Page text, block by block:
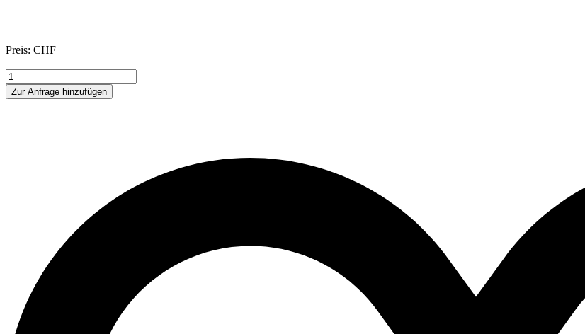
Preis: CHF
KI006
Menge
Zur Anfrage hinzufügen